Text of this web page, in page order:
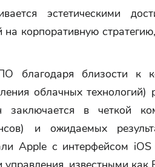
эстетическими
корпоративную
благодаря близости к
облачных технологий)
в четкой
и ожидаемых
Apple с интерфейсом